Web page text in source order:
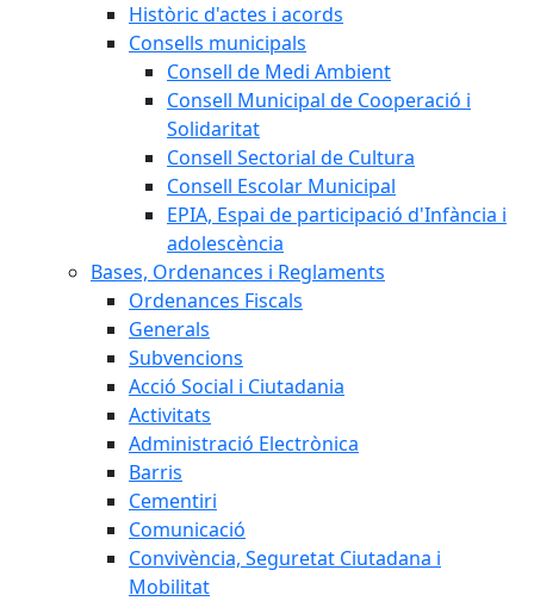
Històric d'actes i acords
Consells municipals
Consell de Medi Ambient
Consell Municipal de Cooperació i
Solidaritat
Consell Sectorial de Cultura
Consell Escolar Municipal
EPIA, Espai de participació d'Infància i
adolescència
Bases, Ordenances i Reglaments
Ordenances Fiscals
Generals
Subvencions
Acció Social i Ciutadania
Activitats
Administració Electrònica
Barris
Cementiri
Comunicació
Convivència, Seguretat Ciutadana i
Mobilitat